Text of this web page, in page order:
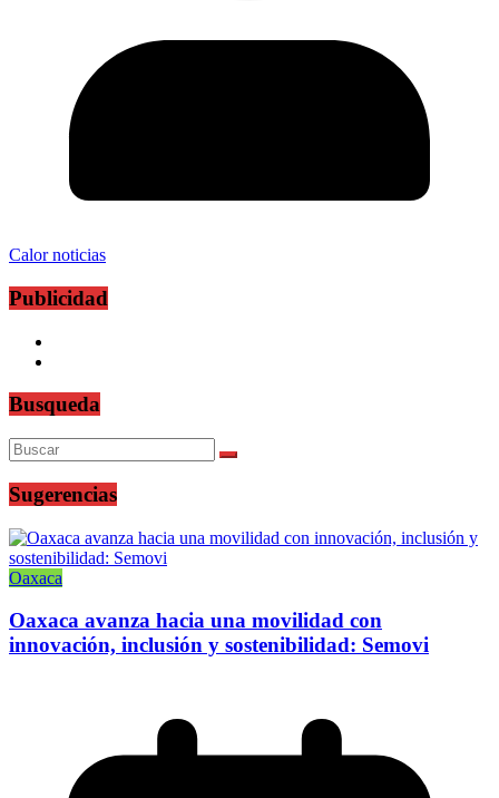
Calor noticias
Publicidad
Busqueda
Sugerencias
Oaxaca
Oaxaca avanza hacia una movilidad con
innovación, inclusión y sostenibilidad: Semovi